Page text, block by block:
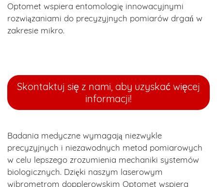
Optomet wspiera entomologię innowacyjnymi
rozwiązaniami do precyzyjnych pomiarów drgań w
zakresie mikro.
Skontaktuj się z nami, aby uzyskać więcej
informacji!
Badania medyczne wymagają niezwykle
precyzyjnych i niezawodnych metod pomiarowych
w celu lepszego zrozumienia mechaniki systemów
biologicznych. Dzięki naszym laserowym
wibrometrom dopplerowskim Optomet wspiera